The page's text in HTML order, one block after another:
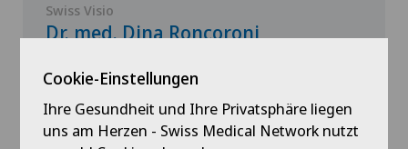
Swiss Visio
Dr. med. Dina Roncoroni
Spezialisierung
Ophthalmologie (Augenheilkunde)
Cookie-Einstellungen
Ihre Gesundheit und Ihre Privatsphäre liegen
uns am Herzen - Swiss Medical Network nutzt